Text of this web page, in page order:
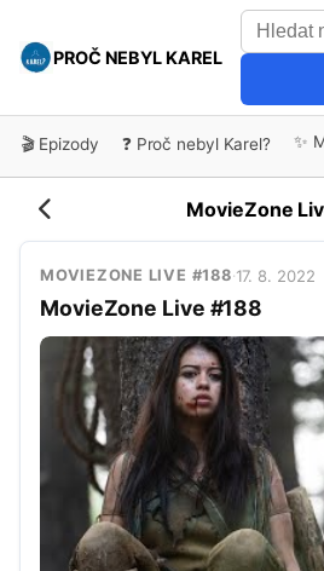
PROČ NEBYL KAREL
🎬 Epizody ❓ Proč nebyl Karel? ✨
MovieZone
MOVIEZONE LIVE #188·17. 8. 2022
MovieZone Live #188